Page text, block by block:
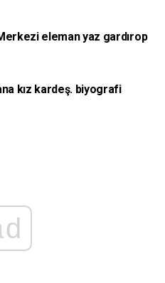
eleman yaz gardırop
kız kardeş. biyografi